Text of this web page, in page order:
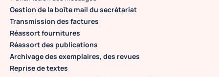
Gestion de la boîte mail du secrétariat
Transmission des factures
Réassort fournitures
Réassort des publications
Archivage des exemplaires, des revues
Reprise de textes